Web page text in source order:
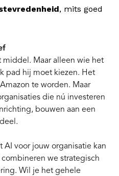
, mits goed
Maar alleen wie het
pad hij moet kiezen. Het
te worden. Maar
die nú investeren
bouwen aan een
voor jouw organisatie kan
we strategisch
Wil je het gehele